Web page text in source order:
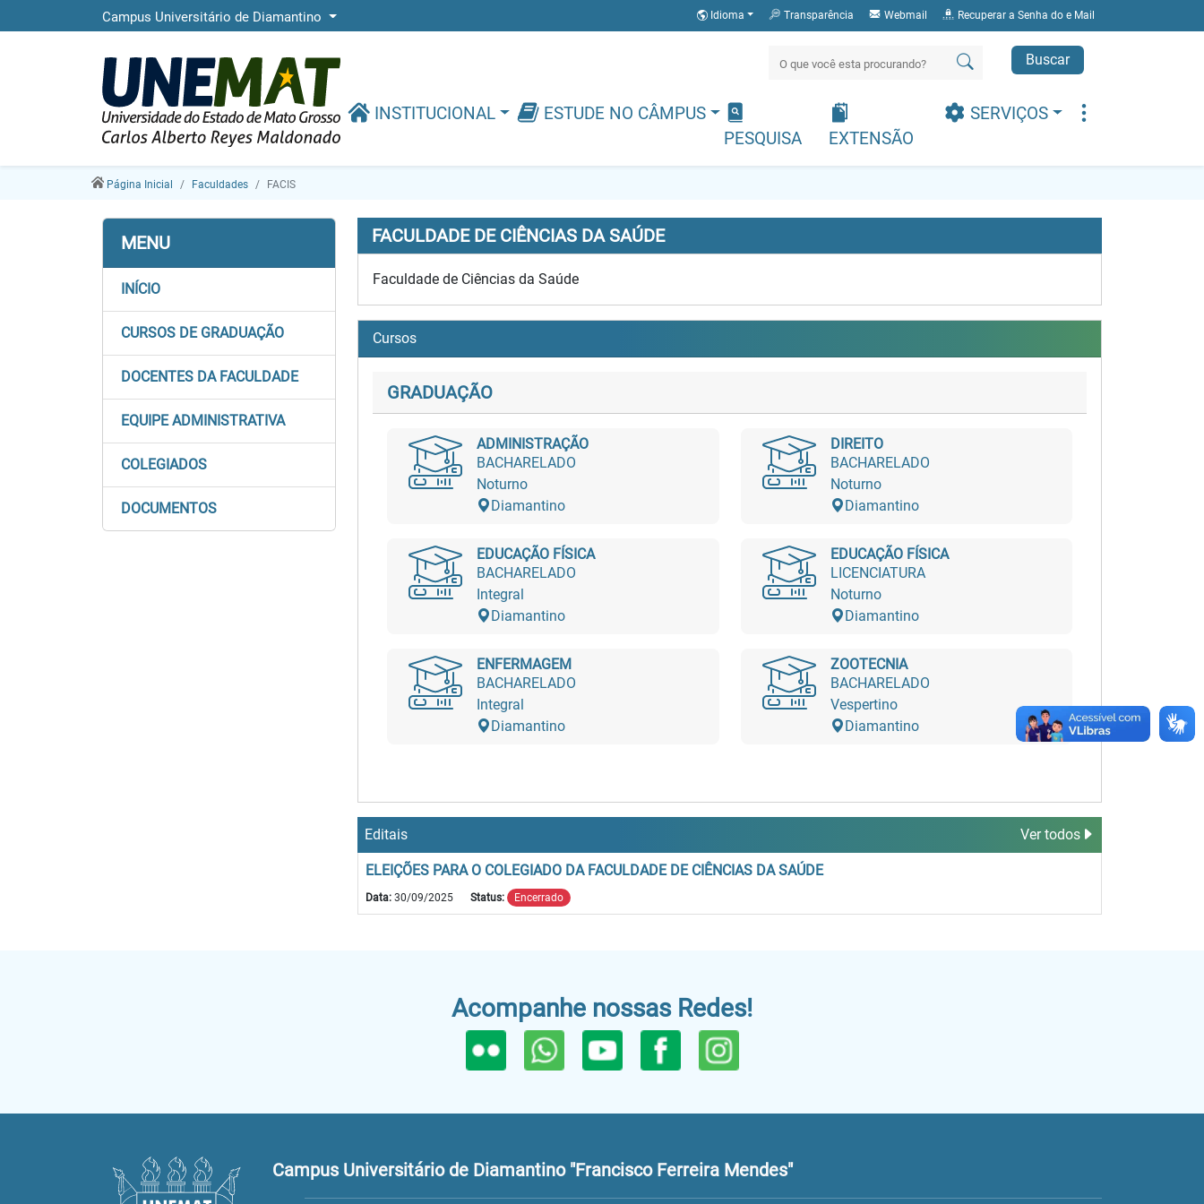
Campus Universitário de Diamantino Idioma Transparência Webmail Recuperar a Senha do e Mail
Buscar
INSTITUCIONAL
ESTUDE NO CÂMPUS
PESQUISA
EXTENSÃO
SERVIÇOS
Página Inicial Faculdades FACIS
MENU
INÍCIO
CURSOS DE GRADUAÇÃO
DOCENTES DA FACULDADE
EQUIPE ADMINISTRATIVA
COLEGIADOS
DOCUMENTOS
FACULDADE DE CIÊNCIAS DA SAÚDE
Faculdade de Ciências da Saúde
Cursos
GRADUAÇÃO
ADMINISTRAÇÃO
BACHARELADO
Noturno
Diamantino
DIREITO
BACHARELADO
Noturno
Diamantino
EDUCAÇÃO FÍSICA
BACHARELADO
Integral
Diamantino
EDUCAÇÃO FÍSICA
LICENCIATURA
Noturno
Diamantino
ENFERMAGEM
BACHARELADO
Integral
Diamantino
ZOOTECNIA
BACHARELADO
Vespertino
Diamantino
Editais Ver todos
ELEIÇÕES PARA O COLEGIADO DA FACULDADE DE CIÊNCIAS DA SAÚDE
Data: 30/09/2025 Status: Encerrado
Acompanhe nossas Redes!
Campus Universitário de Diamantino "Francisco Ferreira Mendes"